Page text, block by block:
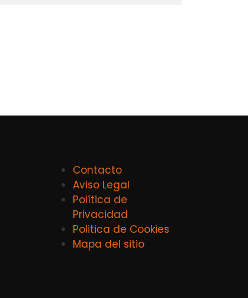
Contacto
Aviso Legal
Política de
Privacidad
Politica de Cookies
Mapa del sitio